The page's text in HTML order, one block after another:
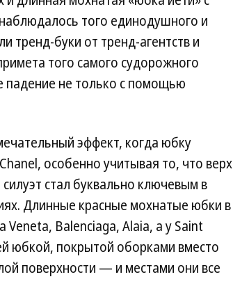
того единодушного и
тренд-буки от тренд-агентств и
того самого судорожного
падение не только с помощью
эффект, когда юбку
особенно учитывая то, что верх
стал буквально ключевым в
Длинные красные мохнатые юбки в
Balenciaga, Alaia, а у Saint
юбкой, покрытой оборками вместо
поверхности — и местами они все